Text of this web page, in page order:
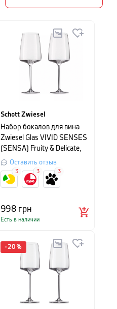
Schott Zwiesel
Набор бокалов для вина
Zwiesel Glas VIVID SENSES
(SENSA) Fruity & Delicate,
объем 0,535 л,
прозрачный, 2 шт
Оставить отзыв
998грн
Есть в наличии
3 3 3
-20 %